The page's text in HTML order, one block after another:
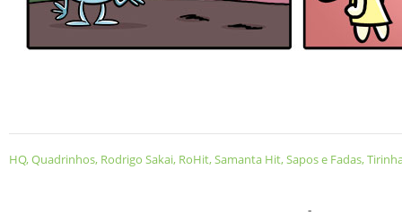
HQ,Quadrinhos, Rodrigo Sakai, RoHit,Samanta Hit,Sapos e Fadas,